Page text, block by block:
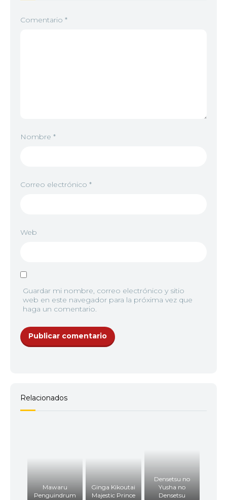
Comentario *
Nombre *
Correo electrónico *
Web
Guardar mi nombre, correo electrónico y sitio
web en este navegador para la próxima vez que
haga un comentario.
Relacionados
Mawaru
Penguindrum
Ginga Kikoutai
Majestic Prince
Densetsu no
Yusha no
Densetsu